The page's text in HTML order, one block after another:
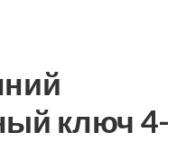
ключ 4-